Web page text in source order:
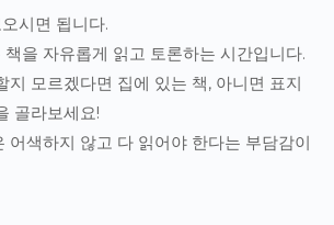
시면 됩니다.
을 자유롭게 읽고 토론하는 시간입니다.
지 모르겠다면 집에 있는 책, 아니면 표지
골라보세요!
어색하지 않고 다 읽어야 한다는 부담감이